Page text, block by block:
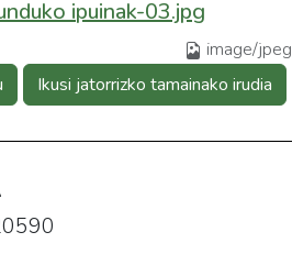
ipuinak-03.jpg
image/jpeg
Ikusi jatorrizko tamainako irudia